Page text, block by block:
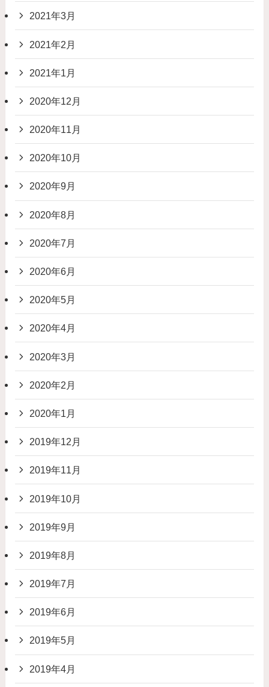
2021年3月
2021年2月
2021年1月
2020年12月
2020年11月
2020年10月
2020年9月
2020年8月
2020年7月
2020年6月
2020年5月
2020年4月
2020年3月
2020年2月
2020年1月
2019年12月
2019年11月
2019年10月
2019年9月
2019年8月
2019年7月
2019年6月
2019年5月
2019年4月